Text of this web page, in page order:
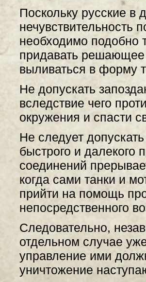
Поскольку русские в
нечувствительность
необходимо подобно
придавать
выливаться в форму
Не допускать
вследствие чего
окружения и спасти
Не следует
быстрого и далекого
соединений
когда сами танки и
прийти на помощь
непосредственного
Следовательно,
отдельном случае
управление ими
уничтожение